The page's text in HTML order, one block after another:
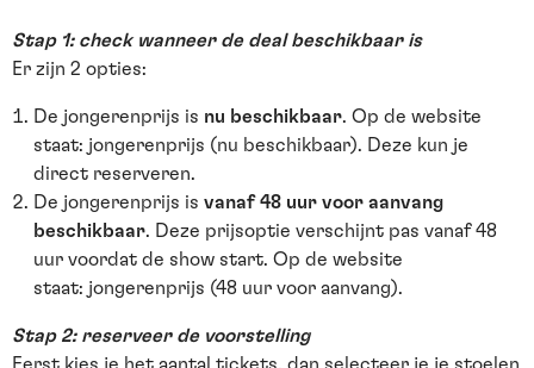
Stap 1: check wanneer de deal beschikbaar is
Er zijn 2 opties:
De jongerenprijs is nu beschikbaar. Op de website
staat: jongerenprijs (nu beschikbaar). Deze kun je
direct reserveren.
De jongerenprijs is vanaf 48 uur voor aanvang
beschikbaar. Deze prijsoptie verschijnt pas vanaf 48
uur voordat de show start. Op de website
staat: jongerenprijs (48 uur voor aanvang).
Stap 2: reserveer de voorstelling